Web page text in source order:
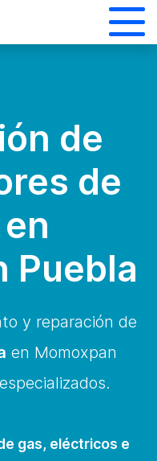
de
de
Puebla
y reparación de
en Momoxpan
gas, eléctricos e